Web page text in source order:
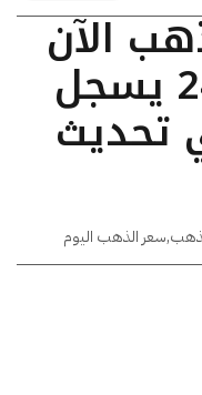
الآن
في مصر: عيار 24 يسجل
تحديث
,سعر الذهب اليوم